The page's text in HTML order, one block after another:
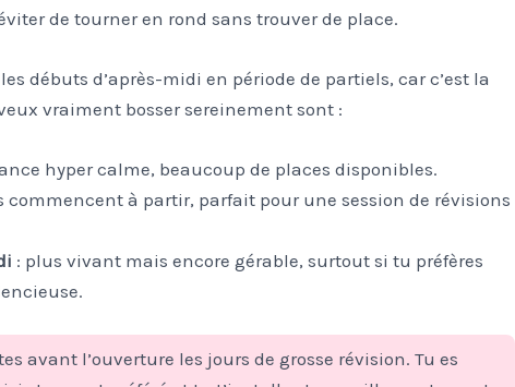
de tourner en rond sans trouver de place.
débuts d’après-midi en période de partiels, car c’est la
vraiment bosser sereinement sont :
hyper calme, beaucoup de places disponibles.
commencent à partir, parfait pour une session de révisions
: plus vivant mais encore gérable, surtout si tu préfères
avant l’ouverture les jours de grosse révision. Tu es